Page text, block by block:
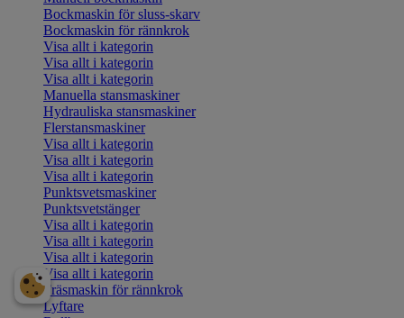
Bockmaskin för sluss-skarv
Bockmaskin för rännkrok
Visa allt i kategorin
Visa allt i kategorin
Visa allt i kategorin
Manuella stansmaskiner
Hydrauliska stansmaskiner
Flerstansmaskiner
Visa allt i kategorin
Visa allt i kategorin
Visa allt i kategorin
Punktsvetsmaskiner
Punktsvetstänger
Visa allt i kategorin
Visa allt i kategorin
Visa allt i kategorin
Visa allt i kategorin
Fräsmaskin för rännkrok
Lyftare